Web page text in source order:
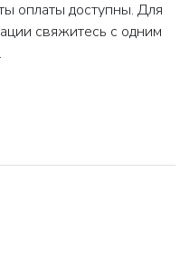
оплаты доступны. Для
свяжитесь с одним